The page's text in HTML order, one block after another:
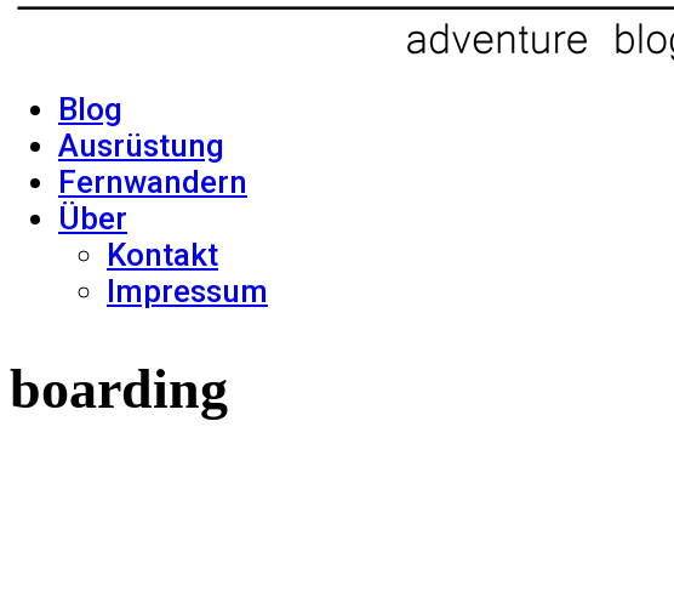
Blog
Ausrüstung
Fernwandern
Über
Kontakt
Impressum
boarding